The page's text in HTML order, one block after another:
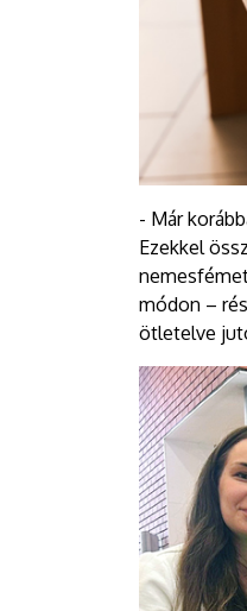
- Már
Ezekkel
módon –
ötletelve